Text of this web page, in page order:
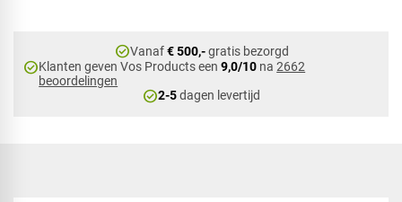
check_circleVanaf€ 500,-gratis bezorgd
check_circleKlanten geven Vos Products een9,0/10 na2662
beoordelingen
check_circle2-5dagen levertijd